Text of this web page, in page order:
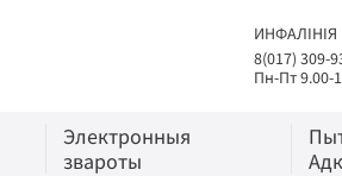
ИНФАЛІНІЯ
8(017) 309-
Пн-Пт 9.00-
Электронныя
звароты